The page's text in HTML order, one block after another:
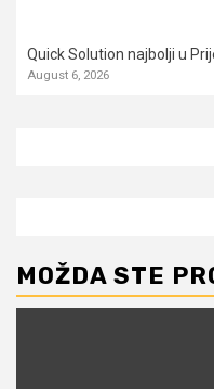
Quick Solution najbolji u
August 6, 2026
MOŽDA STE